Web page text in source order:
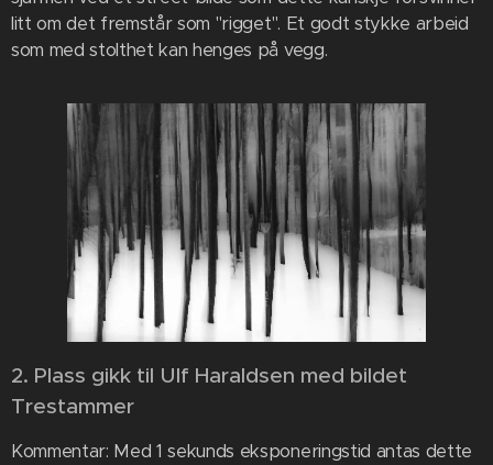
litt om det fremstår som "rigget". Et godt stykke arbeid
som med stolthet kan henges på vegg.
2. Plass gikk til Ulf Haraldsen med bildet
Trestammer
Kommentar: Med 1 sekunds eksponeringstid antas dette